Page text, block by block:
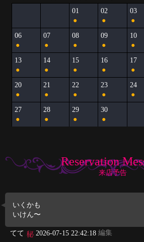
01
●
02
●
03
●
06
●
07
●
08
●
09
●
10
●
13
●
14
●
15
●
16
●
17
●
20
●
21
●
22
●
23
●
24
●
27
●
28
●
29
●
30
●
Reservation
来店予告
いくかも
いけん〜
てて 2026-07-15 22:42:18 編集